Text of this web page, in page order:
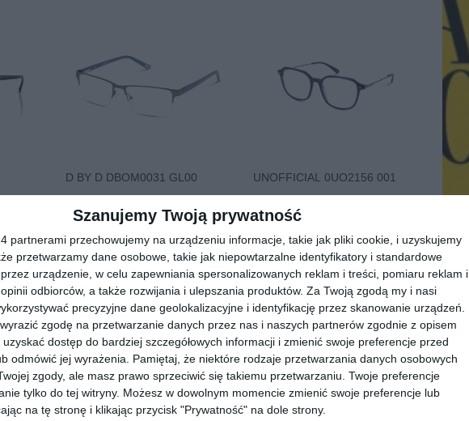
Szanujemy Twoją prywatność
partnerami przechowujemy na urządzeniu informacje, takie jak pliki cookie, i uzyskujemy
przetwarzamy dane osobowe, takie jak niepowtarzalne identyfikatory i standardowe
przez urządzenie, w celu zapewniania spersonalizowanych reklam i treści, pomiaru reklam i
odbiorców, a także rozwijania i ulepszania produktów. Za Twoją zgodą my i nasi
precyzyjne dane geolokalizacyjne i identyfikację przez skanowanie urządzeń.
zgodę na przetwarzanie danych przez nas i naszych partnerów zgodnie z opisem
dostęp do bardziej szczegółowych informacji i zmienić swoje preferencje przed
odmówić jej wyrażenia.
Pamiętaj, że niektóre rodzaje przetwarzania danych osobowych
zgody, ale masz prawo sprzeciwić się takiemu przetwarzaniu. Twoje preferencje
tylko do tej witryny. Możesz w dowolnym momencie zmienić swoje preferencje lub
na tę stronę i klikając przycisk "Prywatność" na dole strony.
D BY D DBOM0031 GL00
179,
40
przejdź do sklepu
UNOFFICIAL 0UO2156 001
przejdź do sklepu